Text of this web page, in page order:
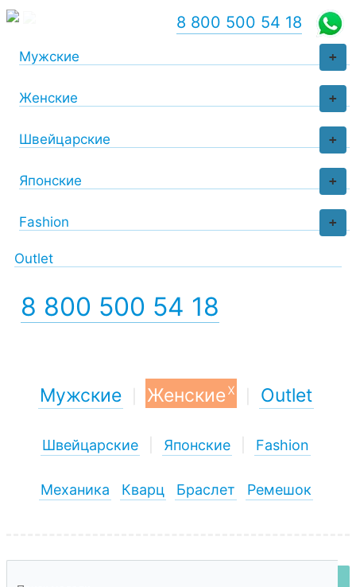
+
Мужские
+
Женские
+
Швейцарские
+
Японские
+
Fashion
Outlet
8 800 500 54 18
8 800 500 54 18
Мужские Женскиеx Outlet
Швейцарские Японские Fashion
Механика Кварц Браслет Ремешок